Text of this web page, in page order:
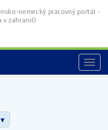
nemecký pracovný portál -
v zahraničí